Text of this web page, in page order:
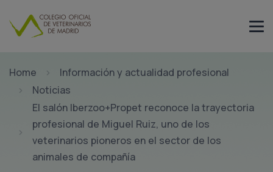
Home
Información y actualidad profesional
Noticias
El salón Iberzoo+Propet reconoce la trayectoria
profesional de Miguel Ruiz, uno de los
veterinarios pioneros en el sector de los
animales de compañía